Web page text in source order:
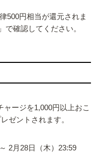
500円相当が還元されま
で確認してください。
ージを1,000円以上おこ
ゼントされます。
2月28日（木）23:59